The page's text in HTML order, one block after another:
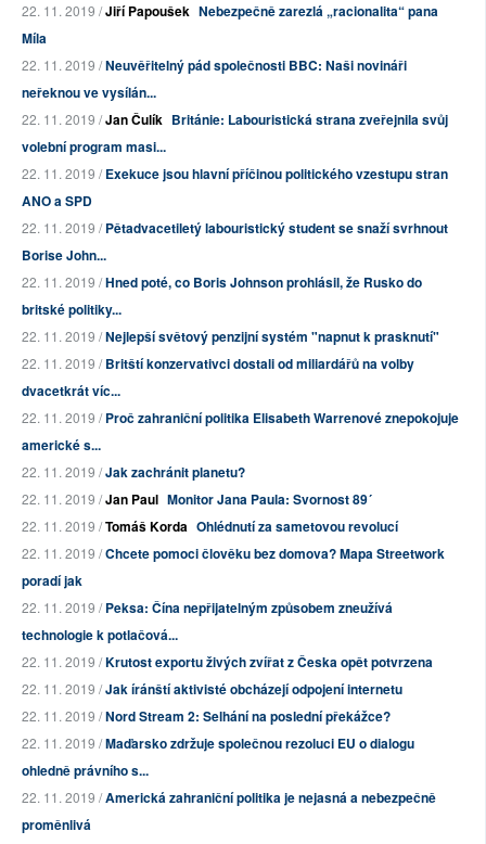
22. 11. 2019 /Jiří Papoušek Nebezpečně zarezlá „racionalita“ pana
Míla
22. 11. 2019 /Neuvěřitelný pád společnosti BBC: Naši novináři
neřeknou ve vysílán...
22. 11. 2019 /Jan Čulík Británie: Labouristická strana zveřejnila svůj
volební program masi...
22. 11. 2019 /Exekuce jsou hlavní příčinou politického vzestupu stran
ANO a SPD
22. 11. 2019 /Pětadvacetiletý labouristický student se snaží svrhnout
Borise John...
22. 11. 2019 /Hned poté, co Boris Johnson prohlásil, že Rusko do
britské politiky...
22. 11. 2019 /Nejlepší světový penzijní systém "napnut k prasknutí"
22. 11. 2019 /Britští konzervativci dostali od miliardářů na volby
dvacetkrát víc...
22. 11. 2019 /Proč zahraniční politika Elisabeth Warrenové znepokojuje
americké s...
22. 11. 2019 /Jak zachránit planetu?
22. 11. 2019 /Jan Paul Monitor Jana Paula: Svornost 89´
22. 11. 2019 /Tomáš Korda Ohlédnutí za sametovou revolucí
22. 11. 2019 /Chcete pomoci člověku bez domova? Mapa Streetwork
poradí jak
22. 11. 2019 /Peksa: Čína nepřijatelným způsobem zneužívá
technologie k potlačová...
22. 11. 2019 /Krutost exportu živých zvířat z Česka opět potvrzena
22. 11. 2019 /Jak íránští aktivisté obcházejí odpojení internetu
22. 11. 2019 /Nord Stream 2: Selhání na poslední překážce?
22. 11. 2019 /Maďarsko zdržuje společnou rezoluci EU o dialogu
ohledně právního s...
22. 11. 2019 /Americká zahraniční politika je nejasná a nebezpečně
proměnlivá